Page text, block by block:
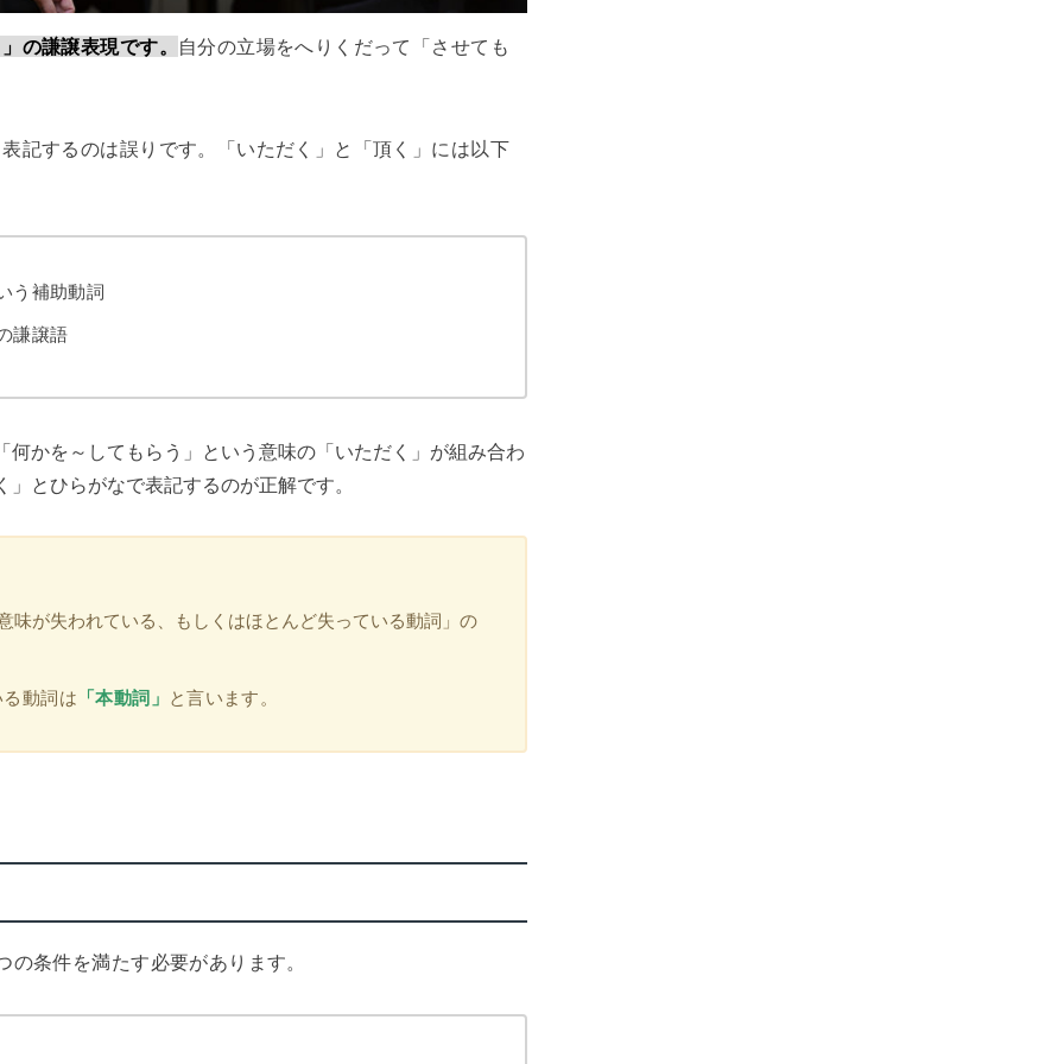
の謙譲表現です。 自分の立場をへりくだって「させても
記するのは誤りです。「いただく」と「頂く」には以下
う補助動詞
謙譲語
かを～してもらう」という意味の「いただく」が組み合わ
とひらがなで表記するのが正解です。
味が失われている、もしくはほとんど失っている動詞」の
動詞は 「本動詞」 と言います。
条件を満たす必要があります。